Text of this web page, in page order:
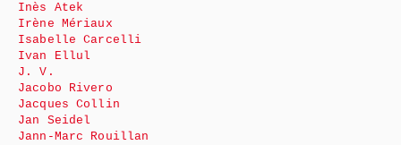
Inès Atek
Irène Mériaux
Isabelle Carcelli
Ivan Ellul
J. V.
Jacobo Rivero
Jacques Collin
Jan Seidel
Jann-Marc Rouillan